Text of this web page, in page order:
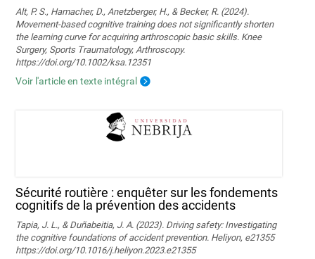
Alt, P. S., Hamacher, D., Anetzberger, H., & Becker, R. (2024).
Movement‐based cognitive training does not significantly shorten
the learning curve for acquiring arthroscopic basic skills. Knee
Surgery, Sports Traumatology, Arthroscopy.
https://doi.org/10.1002/ksa.12351
Voir l'article en texte intégral
Sécurité routière : enquêter sur les fondements
cognitifs de la prévention des accidents
Tapia, J. L., & Duñabeitia, J. A. (2023). Driving safety: Investigating
the cognitive foundations of accident prevention. Heliyon, e21355
https://doi.org/10.1016/j.heliyon.2023.e21355